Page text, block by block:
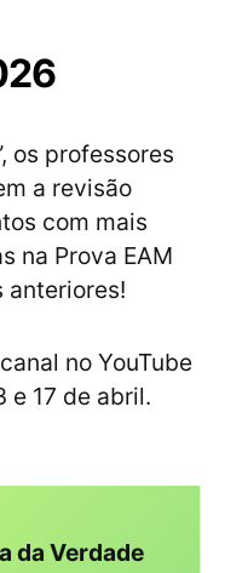
os professores
a revisão
com mais
na Prova EAM
anteriores!
no YouTube
e 17 de abril.
da Verdade